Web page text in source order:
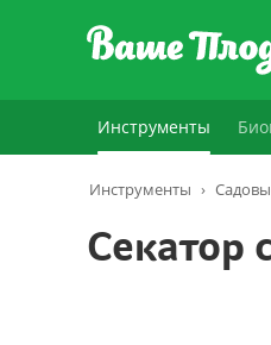
Инструменты
Инструменты ›
Секатор